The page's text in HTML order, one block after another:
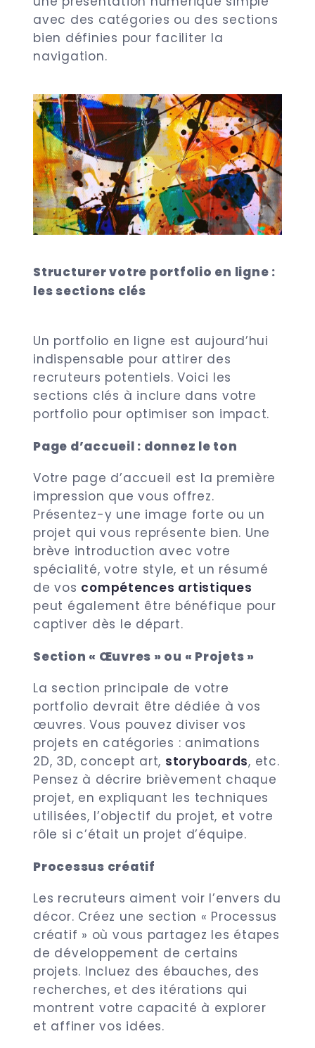
avec des catégories ou des sections
bien définies pour faciliter la
navigation.
Structurer votre portfolio en ligne :
les sections clés
Un portfolio en ligne est aujourd’hui
indispensable pour attirer des
recruteurs potentiels. Voici les
sections clés à inclure dans votre
portfolio pour optimiser son impact.
Page d’accueil : donnez le ton
Votre page d’accueil est la première
impression que vous offrez.
Présentez-y une image forte ou un
projet qui vous représente bien. Une
brève introduction avec votre
spécialité, votre style, et un résumé
de vos compétences artistiques
peut également être bénéfique pour
captiver dès le départ.
Section « Œuvres » ou « Projets »
La section principale de votre
portfolio devrait être dédiée à vos
œuvres. Vous pouvez diviser vos
projets en catégories : animations
2D, 3D, concept art, storyboards, etc.
Pensez à décrire brièvement chaque
projet, en expliquant les techniques
utilisées, l’objectif du projet, et votre
rôle si c’était un projet d’équipe.
Processus créatif
Les recruteurs aiment voir l’envers du
décor. Créez une section « Processus
créatif » où vous partagez les étapes
de développement de certains
projets. Incluez des ébauches, des
recherches, et des itérations qui
montrent votre capacité à explorer
et affiner vos idées.